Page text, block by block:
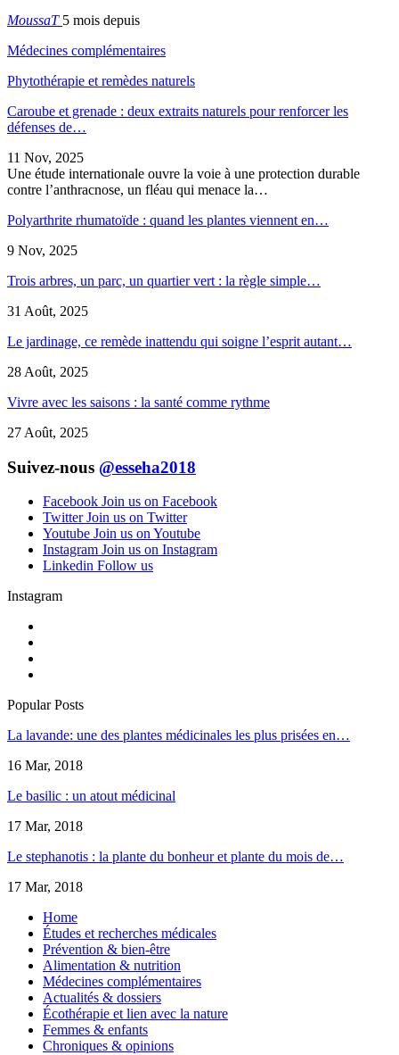
MoussaT 5 mois depuis
Médecines complémentaires
Phytothérapie et remèdes naturels
Caroube et grenade : deux extraits naturels pour renforcer les
défenses de…
11 Nov, 2025
Une étude internationale ouvre la voie à une protection durable
contre l’anthracnose, un fléau qui menace la…
Polyarthrite rhumatoïde : quand les plantes viennent en…
9 Nov, 2025
Trois arbres, un parc, un quartier vert : la règle simple…
31 Août, 2025
Le jardinage, ce remède inattendu qui soigne l’esprit autant…
28 Août, 2025
Vivre avec les saisons : la santé comme rythme
27 Août, 2025
Suivez-nous @esseha2018
Facebook Join us on Facebook
Twitter Join us on Twitter
Youtube Join us on Youtube
Instagram Join us on Instagram
Linkedin Follow us
Instagram
Popular Posts
La lavande: une des plantes médicinales les plus prisées en…
16 Mar, 2018
Le basilic : un atout médicinal
17 Mar, 2018
Le stephanotis : la plante du bonheur et plante du mois de…
17 Mar, 2018
Home
Études et recherches médicales
Prévention & bien-être
Alimentation & nutrition
Médecines complémentaires
Actualités & dossiers
Écothérapie et lien avec la nature
Femmes & enfants
Chroniques & opinions